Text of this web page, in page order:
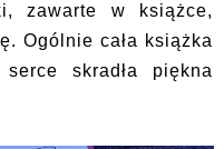
zawarte w książce,
Ogólnie cała książka
skradła piękna